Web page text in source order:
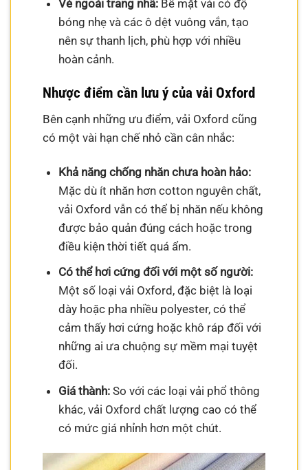
Vẻ ngoài trang nhã:Bề mặt vải có độ
bóng nhẹ và các ô dệt vuông vắn, tạo
nên sự thanh lịch, phù hợp với nhiều
hoàn cảnh.
Nhược điểm cần lưu ý của vải Oxford
Bên cạnh những ưu điểm, vải Oxford cũng
có một vài hạn chế nhỏ cần cân nhắc:
Khả năng chống nhăn chưa hoàn hảo:
Mặc dù ít nhăn hơn cotton nguyên chất,
vải Oxford vẫn có thể bị nhăn nếu không
được bảo quản đúng cách hoặc trong
điều kiện thời tiết quá ẩm.
Có thể hơi cứng đối với một số người:
Một số loại vải Oxford, đặc biệt là loại
dày hoặc pha nhiều polyester, có thể
cảm thấy hơi cứng hoặc khô ráp đối với
những ai ưa chuộng sự mềm mại tuyệt
đối.
Giá thành:So với các loại vải phổ thông
khác, vải Oxford chất lượng cao có thể
có mức giá nhỉnh hơn một chút.